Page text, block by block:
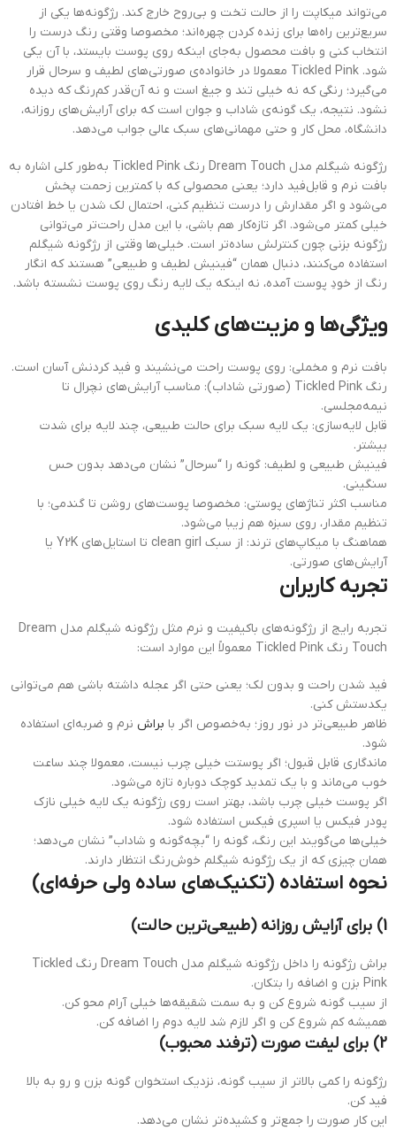
می‌تواند میکاپت را از حالت تخت و بی‌روح خارج کند. رژگونه‌ها یکی از
سریع‌ترین راه‌ها برای زنده کردن چهره‌اند؛ مخصوصا وقتی رنگ درست را
انتخاب کنی و بافت محصول به‌جای اینکه روی پوست بایستد، با آن یکی
شود. Tickled Pink معمولا در خانواده‌ی صورتی‌های لطیف و سرحال قرار
می‌گیرد؛ رنگی که نه خیلی تند و جیغ است و نه آن‌قدر کم‌رنگ که دیده
نشود. نتیجه، یک گونه‌ی شاداب و جوان است که برای آرایش‌های روزانه،
دانشگاه، محل کار و حتی مهمانی‌های سبک عالی جواب می‌دهد.
رژگونه شیگلم مدل Dream Touch رنگ Tickled Pink به‌طور کلی اشاره به
بافت نرم و قابل‌فید دارد؛ یعنی محصولی که با کمترین زحمت پخش
می‌شود و اگر مقدارش را درست تنظیم کنی، احتمال لک شدن یا خط افتادن
خیلی کمتر می‌شود. اگر تازه‌کار هم باشی، با این مدل راحت‌تر می‌توانی
رژگونه بزنی چون کنترلش ساده‌تر است. خیلی‌ها وقتی از رژگونه شیگلم
استفاده می‌کنند، دنبال همان “فینیش لطیف و طبیعی” هستند که انگار
رنگ از خودِ پوست آمده، نه اینکه یک لایه رنگ روی پوست نشسته باشد.
ویژگی‌ها و مزیت‌های کلیدی
بافت نرم و مخملی: روی پوست راحت می‌نشیند و فید کردنش آسان است.
رنگ Tickled Pink (صورتی شاداب): مناسب آرایش‌های نچرال تا
نیمه‌مجلسی.
قابل لایه‌سازی: یک لایه سبک برای حالت طبیعی، چند لایه برای شدت
بیشتر.
فینیش طبیعی و لطیف: گونه را “سرحال” نشان می‌دهد بدون حس
سنگینی.
مناسب اکثر تناژهای پوستی: مخصوصا پوست‌های روشن تا گندمی؛ با
تنظیم مقدار، روی سبزه هم زیبا می‌شود.
هماهنگ با میکاپ‌های ترند: از سبک clean girl تا استایل‌های Y2K یا
آرایش‌های صورتی.
تجربه کاربران
تجربه رایج از رژگونه‌های باکیفیت و نرم مثل رژگونه شیگلم مدل Dream
Touch رنگ Tickled Pink معمولاً این موارد است:
فید شدن راحت و بدون لک؛ یعنی حتی اگر عجله داشته باشی هم می‌توانی
یکدستش کنی.
ظاهر طبیعی‌تر در نور روز؛ به‌خصوص اگر با براش نرم و ضربه‌ای استفاده
شود.
ماندگاری قابل قبول؛ اگر پوستت خیلی چرب نیست، معمولا چند ساعت
خوب می‌ماند و با یک تمدید کوچک دوباره تازه می‌شود.
اگر پوست خیلی چرب باشد، بهتر است روی رژگونه یک لایه خیلی نازک
پودر فیکس یا اسپری فیکس استفاده شود.
خیلی‌ها می‌گویند این رنگ، گونه را “بچه‌گونه و شاداب” نشان می‌دهد؛
همان چیزی که از یک رژگونه شیگلم خوش‌رنگ انتظار دارند.
نحوه استفاده (تکنیک‌های ساده ولی حرفه‌ای)
1) برای آرایش روزانه (طبیعی‌ترین حالت)
براش رژگونه را داخل رژگونه شیگلم مدل Dream Touch رنگ Tickled
Pink بزن و اضافه را بتکان.
از سیب گونه شروع کن و به سمت شقیقه‌ها خیلی آرام محو کن.
همیشه کم شروع کن و اگر لازم شد لایه دوم را اضافه کن.
2) برای لیفت صورت (ترفند محبوب)
رژگونه را کمی بالاتر از سیب گونه، نزدیک استخوان گونه بزن و رو به بالا
فید کن.
این کار صورت را جمع‌تر و کشیده‌تر نشان می‌دهد.